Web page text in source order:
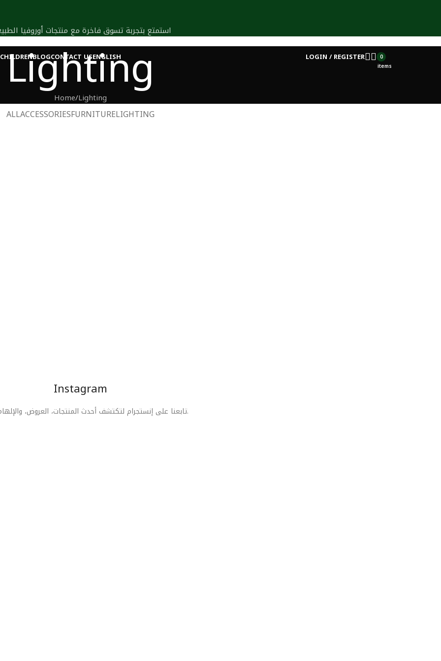
استمتع بتجربة تسوق فاخرة مع منتجات أوروفيا
CHILDRENBLOGCONTACT USENGLISH LOGIN / REGISTER
0
items
Lighting
Home Lighting
ALLACCESSORIESFURNITURELIGHTING
Instagram
تابعنا على إنستجرام لتكتشف أحدث المنتجات، العروض، والإلهام الجمالي.